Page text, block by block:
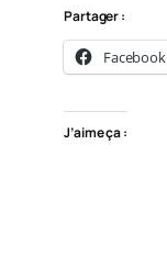
Partager :
Facebook
J’aime ça :